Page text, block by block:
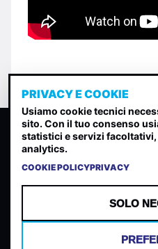
CLASSIFICA INDIE
Classifica per indice di
TERMINI E CONDIZIONI
PRIVACY E COOKIE
Usiamo cookie tecnici
sito. Con il tuo consenso
statistici e servizi
analytics.
COOKIE POLICYPRIVACY
SOLO